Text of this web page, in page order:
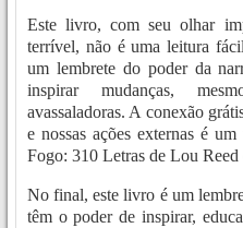
Este livro, com seu olhar
terrível, não é uma leitura
um lembrete do poder da
inspirar mudanças,
avassaladoras. A conexão
e nossas ações externas é
Fogo: 310 Letras de Lou Reed
No final, este livro é um
têm o poder de inspirar,